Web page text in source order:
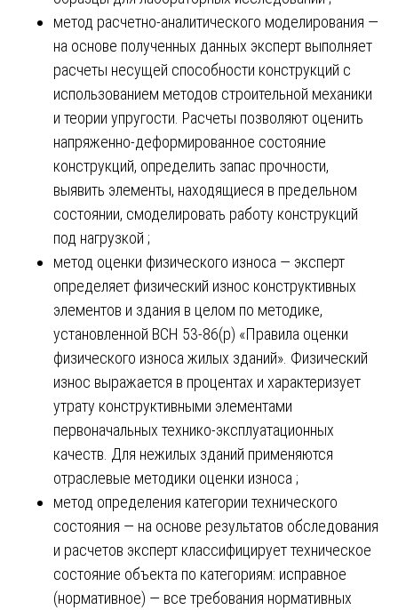
метод расчетно-аналитического моделирования —
на основе полученных данных эксперт выполняет
расчеты несущей способности конструкций с
использованием методов строительной механики
и теории упругости. Расчеты позволяют оценить
напряженно-деформированное состояние
конструкций, определить запас прочности,
выявить элементы, находящиеся в предельном
состоянии, смоделировать работу конструкций
под нагрузкой ;
метод оценки физического износа — эксперт
определяет физический износ конструктивных
элементов и здания в целом по методике,
установленной ВСН 53-86(р) «Правила оценки
физического износа жилых зданий». Физический
износ выражается в процентах и характеризует
утрату конструктивными элементами
первоначальных технико-эксплуатационных
качеств. Для нежилых зданий применяются
отраслевые методики оценки износа ;
метод определения категории технического
состояния — на основе результатов обследования
и расчетов эксперт классифицирует техническое
состояние объекта по категориям: исправное
(нормативное) — все требования нормативных